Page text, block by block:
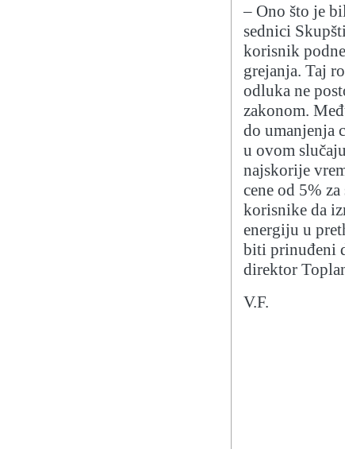
– Ono što je
sednici
korisnik
grejanja. Taj
odluka ne
zakonom.
do umanjenja
u ovom
najskorije
cene od 5%
korisnike da
energiju u
biti prinuđeni
direktor
V.F.